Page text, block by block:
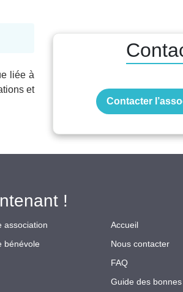
liée à
et
Contacter
!
association
bénévole
Accueil
Nous contacter
FAQ
Guide des